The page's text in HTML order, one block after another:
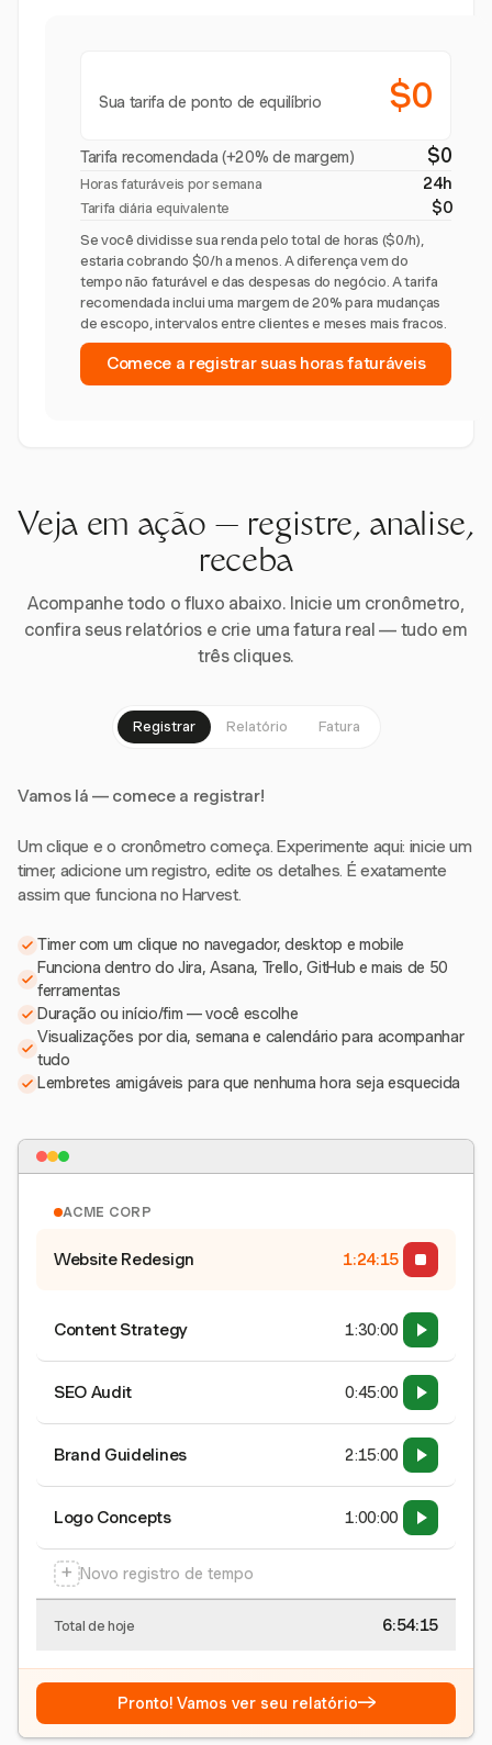
Sua tarifa de ponto de equilíbrio $0
Tarifa recomendada (+20% de margem) $0
Horas faturáveis por semana 24h
Tarifa diária equivalente $0
Se você dividisse sua renda pelo total de horas ($0/h),
estaria cobrando $0/h a menos. A diferença vem do
tempo não faturável e das despesas do negócio. A tarifa
recomendada inclui uma margem de 20% para mudanças
de escopo, intervalos entre clientes e meses mais fracos.
Comece a registrar suas horas faturáveis
Veja em ação — registre, analise,
receba
Acompanhe todo o fluxo abaixo. Inicie um cronômetro,
confira seus relatórios e crie uma fatura real — tudo em
três cliques.
Registrar Relatório Fatura
Vamos lá — comece a registrar!
Um clique e o cronômetro começa. Experimente aqui: inicie um
timer, adicione um registro, edite os detalhes. É exatamente
assim que funciona no Harvest.
Timer com um clique no navegador, desktop e mobile
Funciona dentro do Jira, Asana, Trello, GitHub e mais de 50
ferramentas
Duração ou início/fim — você escolhe
Visualizações por dia, semana e calendário para acompanhar
tudo
Lembretes amigáveis para que nenhuma hora seja esquecida
ACME CORP
Website Redesign 1:24:15
Content Strategy 1:30:00
SEO Audit 0:45:00
Brand Guidelines 2:15:00
Logo Concepts 1:00:00
+ Novo registro de tempo
Total de hoje 6:54:15
Pronto! Vamos ver seu relatório→